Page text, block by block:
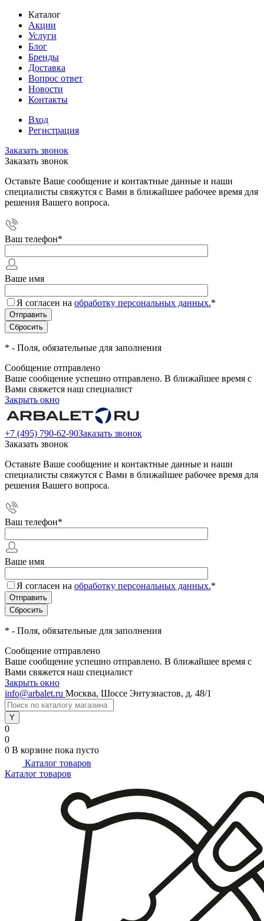
Каталог
Акции
Услуги
Блог
Бренды
Доставка
Вопрос ответ
Новости
Контакты
Вход
Регистрация
Заказать звонок
Заказать звонок
Оставьте Ваше сообщение и контактные данные и наши
специалисты свяжутся с Вами в ближайшее рабочее время для
решения Вашего вопроса.
Ваш телефон*
Ваше имя
Я согласен на обработку персональных данных.*
* - Поля, обязательные для заполнения
Сообщение отправлено
Ваше сообщение успешно отправлено. В ближайшее время с
Вами свяжется наш специалист
Закрыть окно
+7 (495) 790-62-90Заказать звонок
Заказать звонок
Оставьте Ваше сообщение и контактные данные и наши
специалисты свяжутся с Вами в ближайшее рабочее время для
решения Вашего вопроса.
Ваш телефон*
Ваше имя
Я согласен на обработку персональных данных.*
* - Поля, обязательные для заполнения
Сообщение отправлено
Ваше сообщение успешно отправлено. В ближайшее время с
Вами свяжется наш специалист
Закрыть окно
info@arbalet.ru Москва, Шоссе Энтузиастов, д. 48/1
0
0
0 В корзине пока пусто
Каталог товаров
Каталог товаров